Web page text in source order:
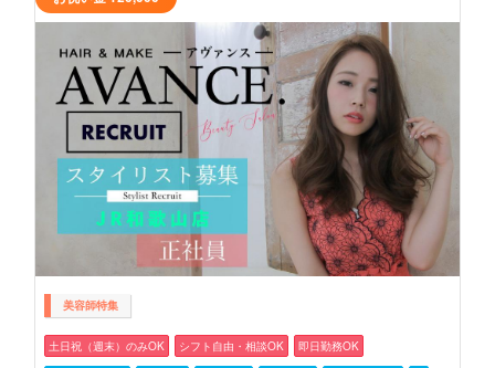
美容師特集
土日祝（週末）のみOK シフト自由・相談OK
即日勤務OK